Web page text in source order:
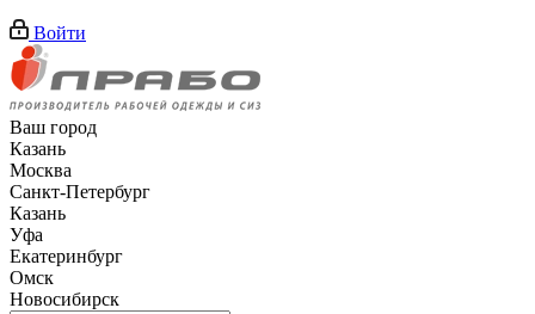
Войти
Ваш город
Казань
Москва
Санкт-Петербург
Казань
Уфа
Екатеринбург
Омск
Новосибирск